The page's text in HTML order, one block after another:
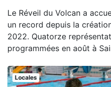
Le Réveil du Volcan a
un record depuis la
2022. Quatorze
programmées en août à
Locales